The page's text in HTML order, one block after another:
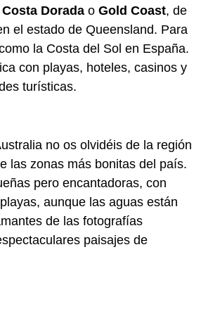
Costa Dorada o Gold Coast, de
el estado de Queensland. Para
la Costa del Sol en España.
con playas, hoteles, casinos y
turísticas.
no os olvidéis de la región
las zonas más bonitas del país.
pero encantadoras, con
aunque las aguas están
de las fotografías
paisajes de